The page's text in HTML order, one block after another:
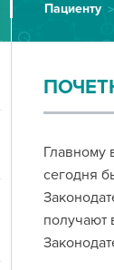
Пациенту
Главному
сегодня
получают